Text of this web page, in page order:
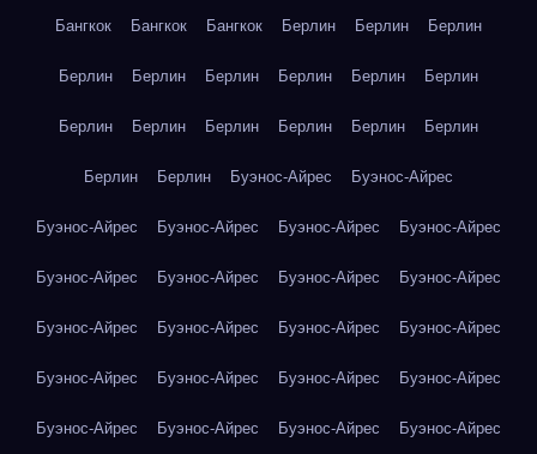
Бангкок Бангкок Бангкок Берлин Берлин Берлин
Берлин Берлин Берлин Берлин Берлин Берлин
Берлин Берлин Берлин Берлин Берлин Берлин
Берлин Берлин Буэнос-Айрес Буэнос-Айрес
Буэнос-Айрес Буэнос-Айрес Буэнос-Айрес Буэнос-Айрес
Буэнос-Айрес Буэнос-Айрес Буэнос-Айрес Буэнос-Айрес
Буэнос-Айрес Буэнос-Айрес Буэнос-Айрес Буэнос-Айрес
Буэнос-Айрес Буэнос-Айрес Буэнос-Айрес Буэнос-Айрес
Буэнос-Айрес Буэнос-Айрес Буэнос-Айрес Буэнос-Айрес